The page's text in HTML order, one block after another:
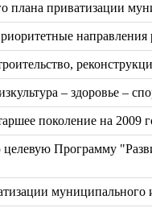
приватизации
направления
– здоровье –
поколение на 2009
Программу